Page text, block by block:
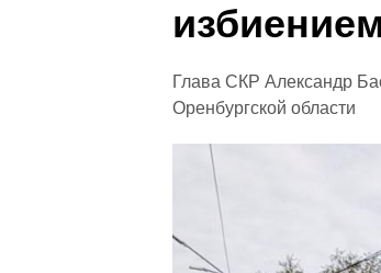
Глава СКР Александр
Оренбургской области